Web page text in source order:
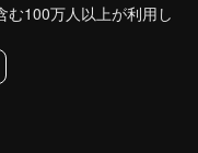
む100万人以上が利用し